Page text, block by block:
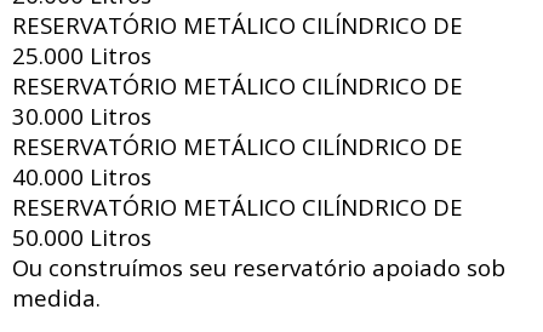
RESERVATÓRIO METÁLICO CILÍNDRICO DE
25.000 Litros
RESERVATÓRIO METÁLICO CILÍNDRICO DE
30.000 Litros
RESERVATÓRIO METÁLICO CILÍNDRICO DE
40.000 Litros
RESERVATÓRIO METÁLICO CILÍNDRICO DE
50.000 Litros
Ou construímos seu reservatório apoiado sob
medida.